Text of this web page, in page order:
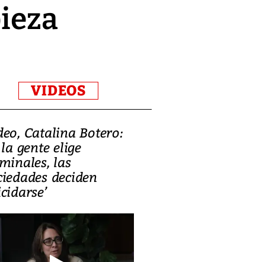
VIDEOS
Catalina Botero:
la gente elige
las
deciden